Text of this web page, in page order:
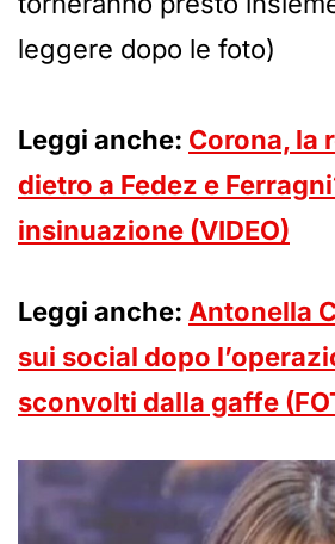
leggere dopo le foto)
Leggi anche: Corona, la
dietro a Fedez e
insinuazione (VIDEO)
Leggi anche: Antonella
sui social dopo
sconvolti dalla gaffe